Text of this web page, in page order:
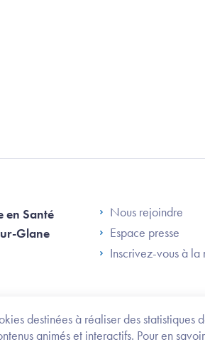
destinées à réaliser des statistiques
animés et interactifs. Pour en
en Santé
Glane
Footer Left
Nous rejoindre
Espace presse
Inscrivez-vous à la